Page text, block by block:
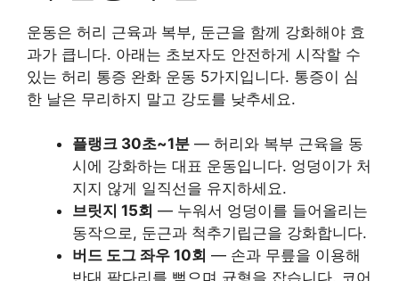
운동은 허리 근육과 복부, 둔근을 함께 강화해야 효
과가 큽니다. 아래는 초보자도 안전하게 시작할 수
있는 허리 통증 완화 운동 5가지입니다. 통증이 심
한 날은 무리하지 말고 강도를 낮추세요.
플랭크 30초~1분 — 허리와 복부 근육을 동
시에 강화하는 대표 운동입니다. 엉덩이가 처
지지 않게 일직선을 유지하세요.
브릿지 15회 — 누워서 엉덩이를 들어올리는
동작으로, 둔근과 척추기립근을 강화합니다.
버드 도그 좌우 10회 — 손과 무릎을 이용해